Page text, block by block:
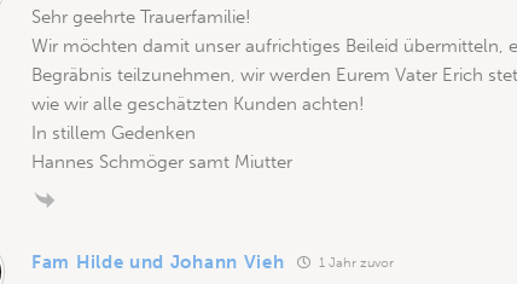
Sehr geehrte Trauerfamilie!
Wir möchten damit unser aufrichtiges Beileid übermitteln,
Begräbnis teilzunehmen, wir werden Eurem Vater Erich
wie wir alle geschätzten Kunden achten!
In stillem Gedenken
Hannes Schmöger samt Miutter
Fam Hilde und Johann Vieh 1 Jahr zuvor